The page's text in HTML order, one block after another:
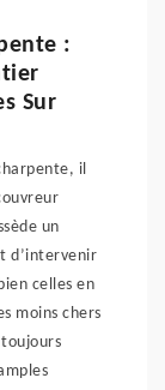
:
Sur
il
un
d’intervenir
celles en
moins chers